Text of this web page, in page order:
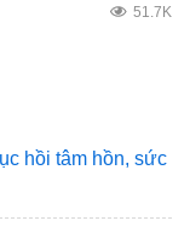
51.7K
hồi tâm hồn, sức